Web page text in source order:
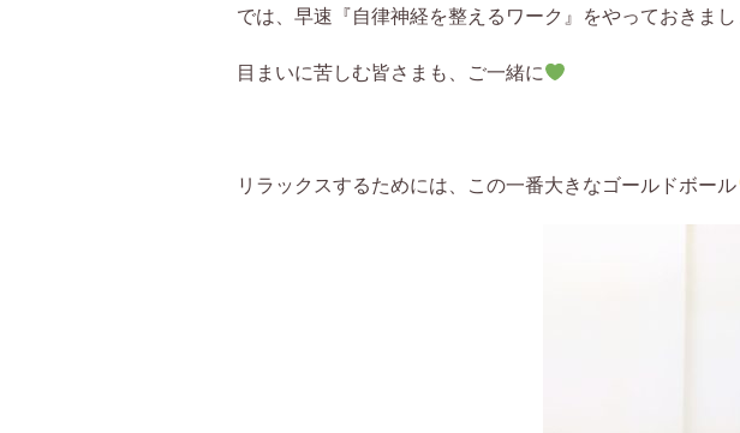
では、早速『自律神経を整えるワーク』をやっておきまし
目まいに苦しむ皆さまも、ご一緒に
リラックスするためには、この一番大きなゴールドボール